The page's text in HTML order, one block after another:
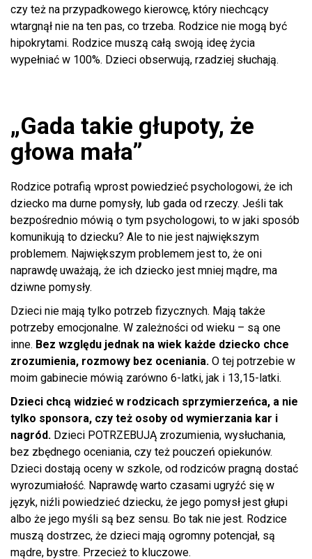
czy też na przypadkowego kierowcę, który niechcący
wtargnął nie na ten pas, co trzeba. Rodzice nie mogą być
hipokrytami. Rodzice muszą całą swoją ideę życia
wypełniać w 100%. Dzieci obserwują, rzadziej słuchają.
„Gada takie głupoty, że
głowa mała”
Rodzice potrafią wprost powiedzieć psychologowi, że ich
dziecko ma durne pomysły, lub gada od rzeczy. Jeśli tak
bezpośrednio mówią o tym psychologowi, to w jaki sposób
komunikują to dziecku? Ale to nie jest największym
problemem. Największym problemem jest to, że oni
naprawdę uważają, że ich dziecko jest mniej mądre, ma
dziwne pomysły.
Dzieci nie mają tylko potrzeb fizycznych. Mają także
potrzeby emocjonalne. W zależności od wieku – są one
inne. Bez względu jednak na wiek każde dziecko chce
zrozumienia, rozmowy bez oceniania. O tej potrzebie w
moim gabinecie mówią zarówno 6-latki, jak i 13,15-latki.
Dzieci chcą widzieć w rodzicach sprzymierzeńca, a nie
tylko sponsora, czy też osoby od wymierzania kar i
nagród. Dzieci POTRZEBUJĄ zrozumienia, wysłuchania,
bez zbędnego oceniania, czy też pouczeń opiekunów.
Dzieci dostają oceny w szkole, od rodziców pragną dostać
wyrozumiałość. Naprawdę warto czasami ugryźć się w
język, niźli powiedzieć dziecku, że jego pomysł jest głupi
albo że jego myśli są bez sensu. Bo tak nie jest. Rodzice
muszą dostrzec, że dzieci mają ogromny potencjał, są
mądre, bystre. Przecież to kluczowe.